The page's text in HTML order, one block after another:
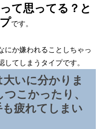
て思ってる？と
です。
にか嫌われることしちゃっ
てしまうタイプです。
いに分かりま
こかったり、
疲れてしまい